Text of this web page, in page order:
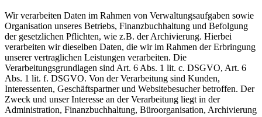
Wir verarbeiten Daten im Rahmen von Verwaltungsaufgaben sowie
Organisation unseres Betriebs, Finanzbuchhaltung und Befolgung
der gesetzlichen Pflichten, wie z.B. der Archivierung. Hierbei
verarbeiten wir dieselben Daten, die wir im Rahmen der Erbringung
unserer vertraglichen Leistungen verarbeiten. Die
Verarbeitungsgrundlagen sind Art. 6 Abs. 1 lit. c. DSGVO, Art. 6
Abs. 1 lit. f. DSGVO. Von der Verarbeitung sind Kunden,
Interessenten, Geschäftspartner und Websitebesucher betroffen. Der
Zweck und unser Interesse an der Verarbeitung liegt in der
Administration, Finanzbuchhaltung, Büroorganisation, Archivierung